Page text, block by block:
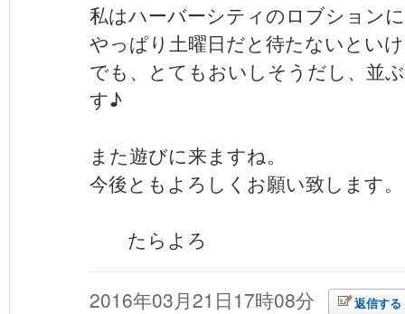
私はハーバーシティのロブション
やっぱり土曜日だと待たないとい
でも、とてもおいしそうだし、並
す♪
また遊びに来ますね。
今後ともよろしくお願い致します。
たらよろ
2016年03月21日17時08分 返信する